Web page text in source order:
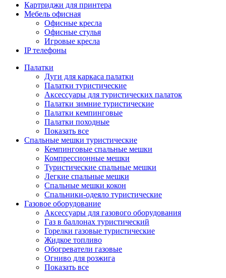
Картриджи для принтера
Мебель офисная
Офисные кресла
Офисные стулья
Игровые кресла
IP телефоны
Палатки
Дуги для каркаса палатки
Палатки туристические
Аксессуары для туристических палаток
Палатки зимние туристические
Палатки кемпинговые
Палатки походные
Показать все
Спальные мешки туристические
Кемпинговые спальные мешки
Компрессионные мешки
Туристические спальные мешки
Легкие спальные мешки
Спальные мешки кокон
Спальники-одеяло туристические
Газовое оборудование
Аксессуары для газового оборудования
Газ в баллонах туристический
Горелки газовые туристические
Жидкое топливо
Обогреватели газовые
Огниво для розжига
Показать все